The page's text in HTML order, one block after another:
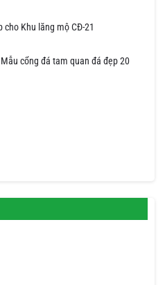
cho Khu lăng mộ CĐ-21
Mẫu cổng đá tam quan đá đẹp 20